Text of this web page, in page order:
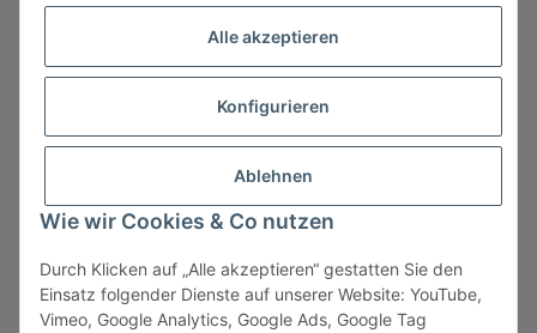
Alle akzeptieren
Konfigurieren
Ablehnen
Wie wir Cookies & Co nutzen
Durch Klicken auf „Alle akzeptieren“ gestatten Sie den
Einsatz folgender Dienste auf unserer Website: YouTube,
Vimeo, Google Analytics, Google Ads, Google Tag
Vertrag widerrufen
* Alle Preise zzgl. gesetzlicher USt., zzgl.Versand, zzgl.
Mindermengenzuschlag